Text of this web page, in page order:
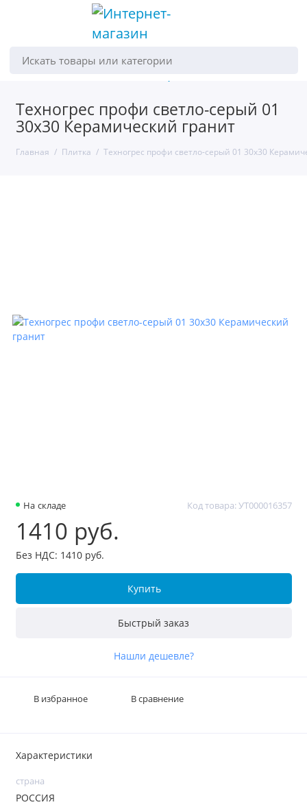
Искать товары или категории
Техногрес профи светло-серый 01
30х30 Керамический гранит
Главная Плитка Техногрес профи светло-серый 01 30х30
На складе Код товара: УТ000016357
1410 руб.
Без НДС: 1410 руб.
Купить
Быстрый заказ
Нашли дешевле?
В избранное В сравнение
Характеристики
страна
РОССИЯ